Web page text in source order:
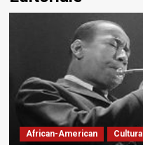
African-American Cultura